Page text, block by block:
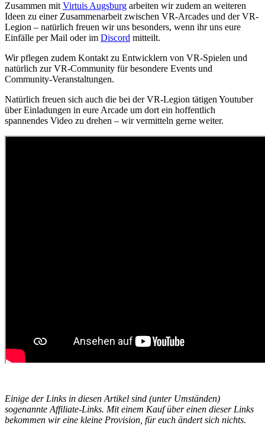
Zusammen mit Virtuis Augsburg arbeiten wir zudem an weiteren
Ideen zu einer Zusammenarbeit zwischen VR-Arcades und der VR-
Legion – natürlich freuen wir uns besonders, wenn ihr uns eure
Einfälle per Mail oder im Discord mitteilt.
Wir pflegen zudem Kontakt zu Entwicklern von VR-Spielen und
natürlich zur VR-Community für besondere Events und
Community-Veranstaltungen.
Natürlich freuen sich auch die bei der VR-Legion tätigen Youtuber
über Einladungen in eure Arcade um dort ein hoffentlich
spannendes Video zu drehen – wir vermitteln gerne weiter.
Einige der Links in diesen Artikel sind (unter Umständen)
sogenannte Affiliate-Links. Mit einem Kauf über einen dieser Links
bekommen wir eine kleine Provision, für euch ändert sich nichts.